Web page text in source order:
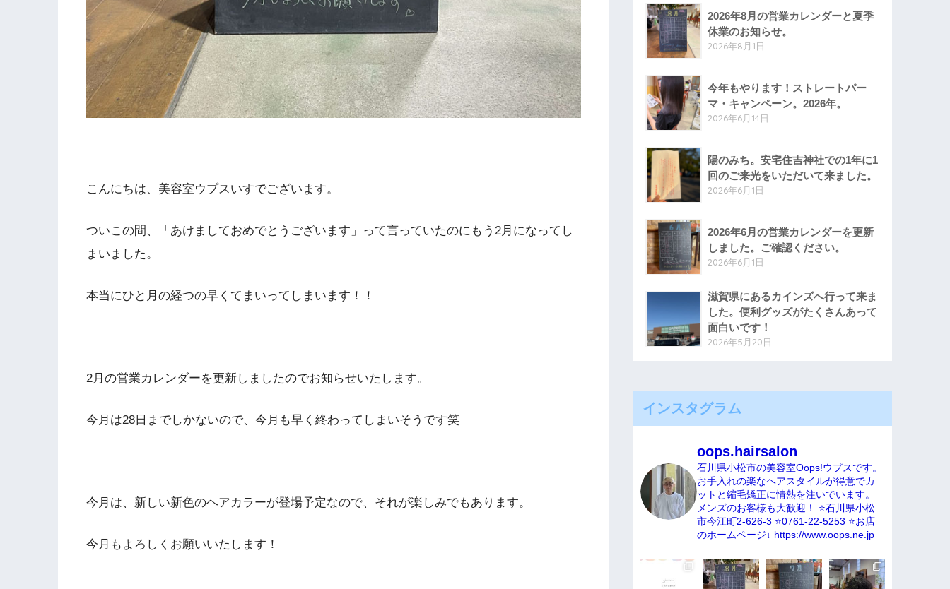
こんにちは、美容室ウプスいすでございます。
ついこの間、「あけましておめでとうございます」って言っていたのにもう2月になってし
まいました。
本当にひと月の経つの早くてまいってしまいます！！
2月の営業カレンダーを更新しましたのでお知らせいたします。
今月は28日までしかないので、今月も早く終わってしまいそうです笑
今月は、新しい新色のヘアカラーが登場予定なので、それが楽しみでもあります。
今月もよろしくお願いいたします！
2026年8月の営業カレンダーと夏季
休業のお知らせ。
2026年8月1日
今年もやります！ストレートパー
マ・キャンペーン。2026年。
2026年6月14日
陽のみち。安宅住吉神社での1年に1
回のご来光をいただいて来ました。
2026年6月1日
2026年6月の営業カレンダーを更新
しました。ご確認ください。
2026年6月1日
滋賀県にあるカインズへ行って来ま
した。便利グッズがたくさんあって
面白いです！
2026年5月20日
インスタグラム
oops.hairsalon
石川県小松市の美容室Oops!ウプスです。
お手入れの楽なヘアスタイルが得意でカ
ットと縮毛矯正に情熱を注いでいます。
メンズのお客様も大歓迎！
⭐️石川県小松
市今江町2-626-3 ⭐️0761-22-5253 ⭐️お店
のホームページ↓ https://www.oops.ne.jp